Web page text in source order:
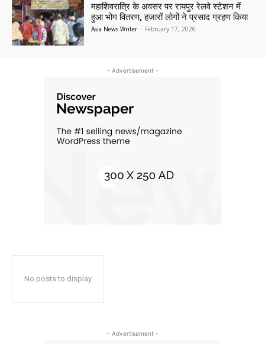
महाशिवरात्रि के अवसर पर रायपुर रेलवे स्टेशन में
हुआ भोग वितरण, हजारों लोगों ने प्रसाद ग्रहण किया
Asia News Writer - February 17, 2026
- Advertisement -
No posts to display
- Advertisement -